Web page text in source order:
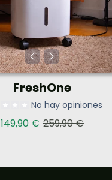
FreshOne
No hay opiniones
Precio de venta
149,90 € Precio habitual
259,90 €